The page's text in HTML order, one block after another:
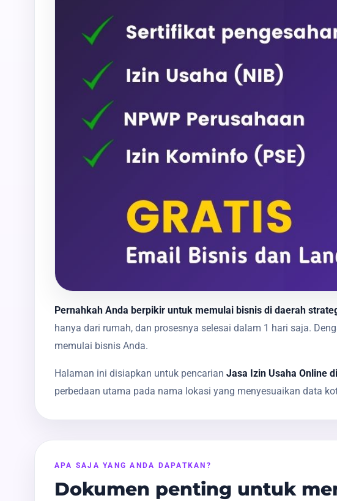
Pernahkah Anda berpikir untuk memulai bisnis di daerah
hanya dari rumah, dan prosesnya selesai dalam 1 hari saja.
memulai bisnis Anda.
Halaman ini disiapkan untuk pencarian Jasa Izin Usaha Online
perbedaan utama pada nama lokasi yang menyesuaikan data
APA SAJA YANG ANDA DAPATKAN?
Dokumen penting untuk